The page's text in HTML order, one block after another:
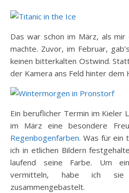
Das war schon im März, als
machte. Zuvor, im Februar,
keinen bitterkalten Ostwind.
der Kamera ans Feld hinter dem
Ein beruflicher Termin im Kieler
im März eine besondere
Regenbogenfarben. Was für ein
ich in etlichen Bildern
laufend seine Farbe. Um
vermitteln, habe ich
zusammengebastelt.